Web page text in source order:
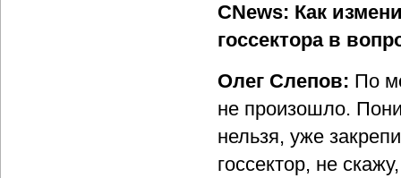
CNews: Как
госсектора в
Олег Слепов: По
не произошло.
нельзя, уже
госсектор, не